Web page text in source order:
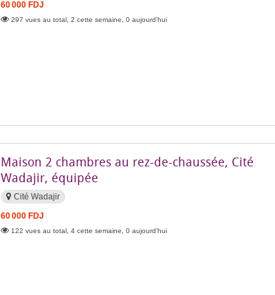
60 000 FDJ
297 vues au total, 2 cette semaine, 0 aujourd'hui
Maison 2 chambres au rez-de-chaussée, Cité
Wadajir, équipée
Cité Wadajir
60 000 FDJ
122 vues au total, 4 cette semaine, 0 aujourd'hui